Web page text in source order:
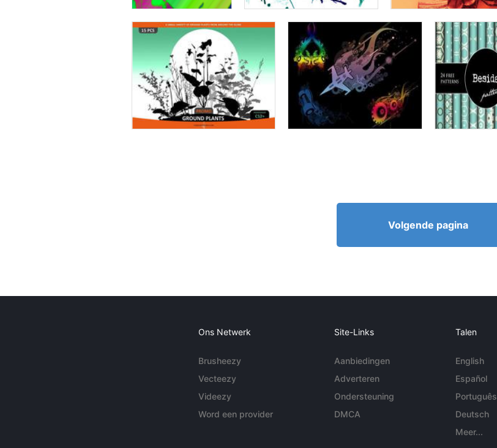
Volgende pagina
Ons Netwerk
Brusheezy
Vecteezy
Videezy
Word een provider
Site-Links
Aanbiedingen
Adverteren
Ondersteuning
DMCA
Talen
English
Español
Português
Deutsch
Meer...